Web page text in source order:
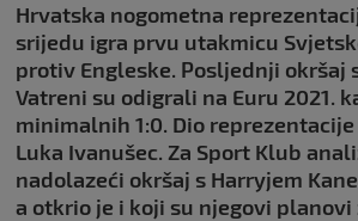
Hrvatska nogometna
srijedu igra prvu utakmicu
protiv Engleske. Posljednji okršaj
Vatreni su odigrali na Euru 2021.
minimalnih 1:0. Dio
Luka Ivanušec. Za Sport Klub
nadolazeći okršaj s Harryjem
a otkrio je i koji su njegovi planovi